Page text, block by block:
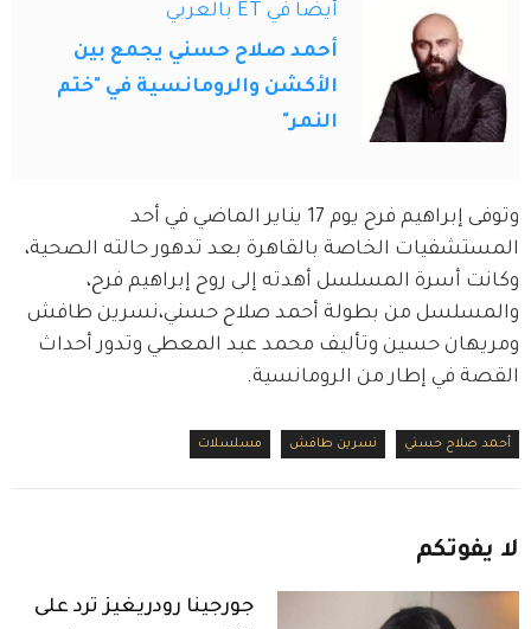
أيضاً في ET بالعربي
أحمد صلاح حسني يجمع بين
الأكشن والرومانسية في "ختم
النمر"
وتوفى إبراهيم فرح يوم 17 يناير الماضي في أحد
المستشفيات الخاصة بالقاهرة بعد تدهور حالته الصحية،
وكانت أسرة المسلسل أهدته إلى روح إبراهيم فرح،
والمسلسل من بطولة أحمد صلاح حسني،نسرين طافش
ومريهان حسين وتأليف محمد عبد المعطي وتدور أحداث
القصة في إطار من الرومانسية.
أحمد صلاح حسني نسرين طافش مسلسلات
لا يفوتكم
جورجينا رودريغيز ترد على